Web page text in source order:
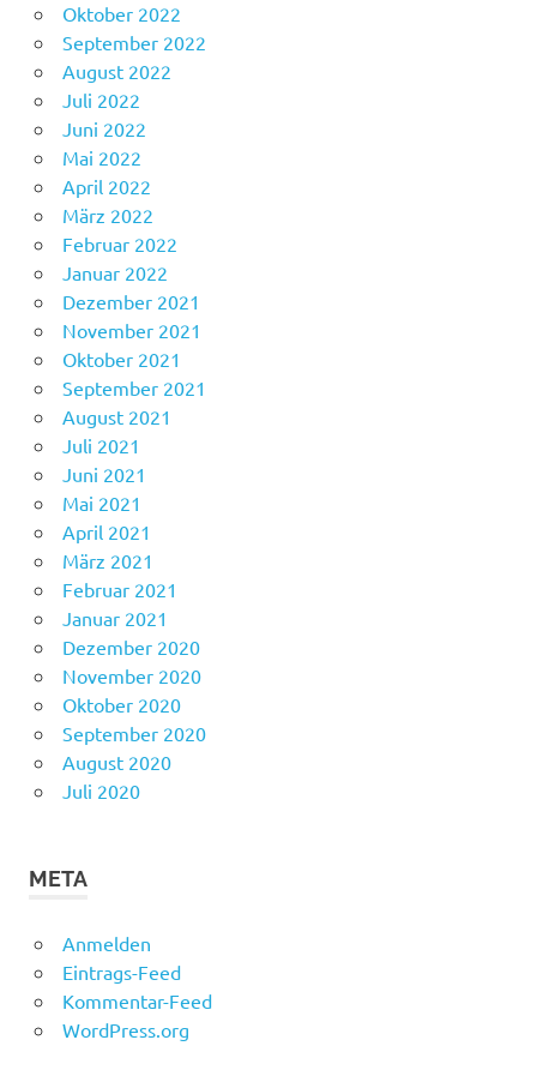
Oktober 2022
September 2022
August 2022
Juli 2022
Juni 2022
Mai 2022
April 2022
März 2022
Februar 2022
Januar 2022
Dezember 2021
November 2021
Oktober 2021
September 2021
August 2021
Juli 2021
Juni 2021
Mai 2021
April 2021
März 2021
Februar 2021
Januar 2021
Dezember 2020
November 2020
Oktober 2020
September 2020
August 2020
Juli 2020
META
Anmelden
Eintrags-Feed
Kommentar-Feed
WordPress.org